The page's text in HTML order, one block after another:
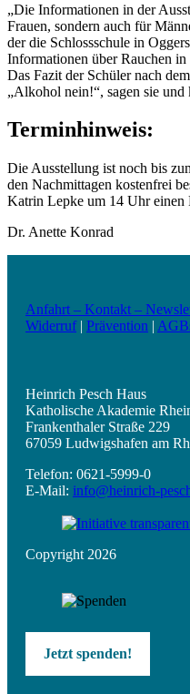
„Die Informationen in der
Frauen, sondern auch für
der die Schlossschule in
Informationen über Rauchen in
Das Fazit der Schüler nach
„Alkohol nein!“, sagen sie
Terminhinweis:
Die Ausstellung ist noch bis
den Nachmittagen kostenfrei
Katrin Lepke um 14 Uhr einen
Dr. Anette Konrad
Anfahrt – Kontakt –
Widerruf| Prävention |
Heinrich Pesch Haus
Katholische Akademie
Frankenthaler Straße 229
67059 Ludwigshafen am
Telefon: 0621-5999-0
E-Mail: info@heinrich-
Copyright 2026
Jetzt spenden!